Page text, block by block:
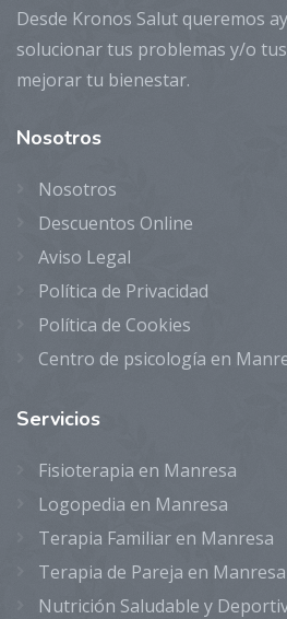
Desde Kronos Salut queremos
solucionar tus problemas y/o
mejorar tu bienestar.
Nosotros
Nosotros
Descuentos Online
Aviso Legal
Política de Privacidad
Política de Cookies
Centro de psicología en
Servicios
Fisioterapia en Manresa
Logopedia en Manresa
Terapia Familiar en Manresa
Terapia de Pareja en Manresa
Nutrición Saludable y